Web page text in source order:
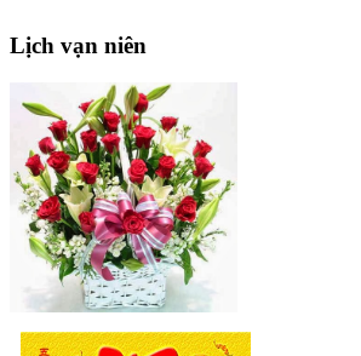
Lịch vạn niên